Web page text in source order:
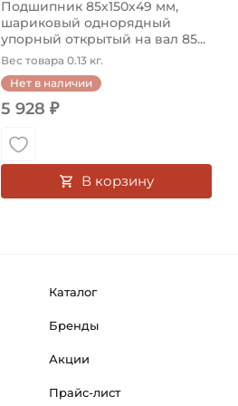
Подшипник 85х150х49 мм,
шариковый однорядный
упорный открытый на вал 85...
Вес товара 0.13 кг.
Нет в наличии
5 928 ₽
В корзину
Каталог
Бренды
Акции
Прайс-лист